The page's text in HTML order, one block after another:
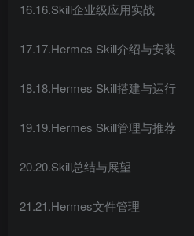
16.16.Skill企业级应用实战
17.17.Hermes Skill介绍与安装
18.18.Hermes Skill搭建与运行
19.19.Hermes Skill管理与推荐
20.20.Skill总结与展望
21.21.Hermes文件管理